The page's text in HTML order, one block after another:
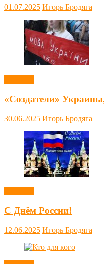
01.07.2025 Игорь Бродяга
«Создатели»
30.06.2025 Игорь Бродяга
С Днём России!
12.06.2025 Игорь Бродяга